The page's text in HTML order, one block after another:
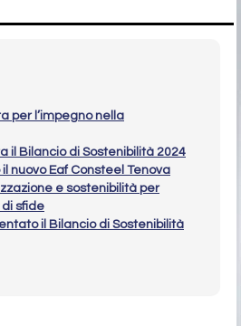
per l’impegno nella
il Bilancio di Sostenibilità 2024
nuovo Eaf Consteel Tenova
e sostenibilità per
sfide
il Bilancio di Sostenibilità